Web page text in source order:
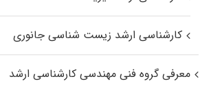
کارشناسی ارشد زیست‌ شناسی جانوری
معرفی گروه فنی مهندسی کارشناسی ارشد